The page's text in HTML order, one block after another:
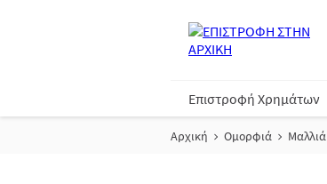
Επιστροφή Χρημάτων
Αρχική Ομορφιά Μαλλιά